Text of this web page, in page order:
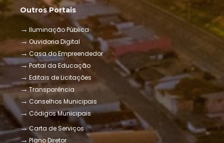
Outros Portais
Iluminação Pública
Ouvidoria Digital
Casa do Empreendedor
Portal da Educação
Editais de Licitações
Transparência
Conselhos Municipais
Códigos Municipais
Carta de Serviços
Plano Diretor